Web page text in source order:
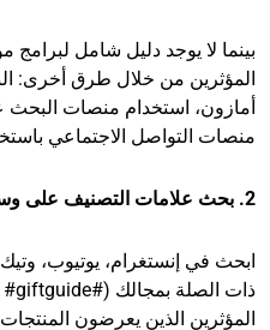
بينما لا يوجد دليل شامل
المؤثرين من خلال طرق أخرى:
أمازون، استخدام منصات البحث
منصات التواصل الاجتماعي
2. بحث علامات التصنيف على وسائل التواصل الاجتماعي
ابحث في إنستغرام، يوتيوب،
المؤثرين الذين يعرضون